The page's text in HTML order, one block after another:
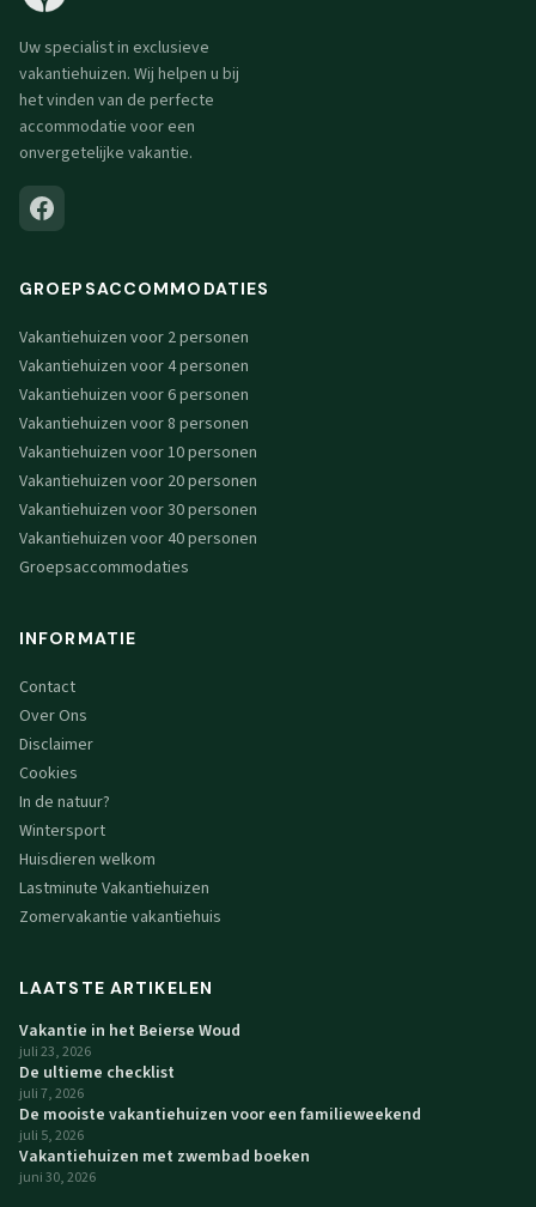
Uw specialist in exclusieve
vakantiehuizen. Wij helpen u bij
het vinden van de perfecte
accommodatie voor een
onvergetelijke vakantie.
GROEPSACCOMMODATIES
Vakantiehuizen voor 2 personen
Vakantiehuizen voor 4 personen
Vakantiehuizen voor 6 personen
Vakantiehuizen voor 8 personen
Vakantiehuizen voor 10 personen
Vakantiehuizen voor 20 personen
Vakantiehuizen voor 30 personen
Vakantiehuizen voor 40 personen
Groepsaccommodaties
INFORMATIE
Contact
Over Ons
Disclaimer
Cookies
In de natuur?
Wintersport
Huisdieren welkom
Lastminute Vakantiehuizen
Zomervakantie vakantiehuis
LAATSTE ARTIKELEN
Vakantie in het Beierse Woud
juli 23, 2026
De ultieme checklist
juli 7, 2026
De mooiste vakantiehuizen voor een familieweekend
juli 5, 2026
Vakantiehuizen met zwembad boeken
juni 30, 2026